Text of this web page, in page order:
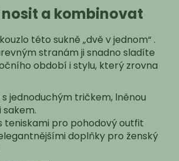
a kombinovat
této sukně „dvě v jednom“ .
stranám ji snadno sladíte
období i stylu, který zrovna
jednoduchým tričkem, lněnou
sakem.
teniskami pro pohodový outfit
doplňky pro ženský